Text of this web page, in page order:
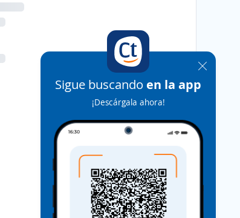
Sigue buscando en la app
¡Descárgala ahora!